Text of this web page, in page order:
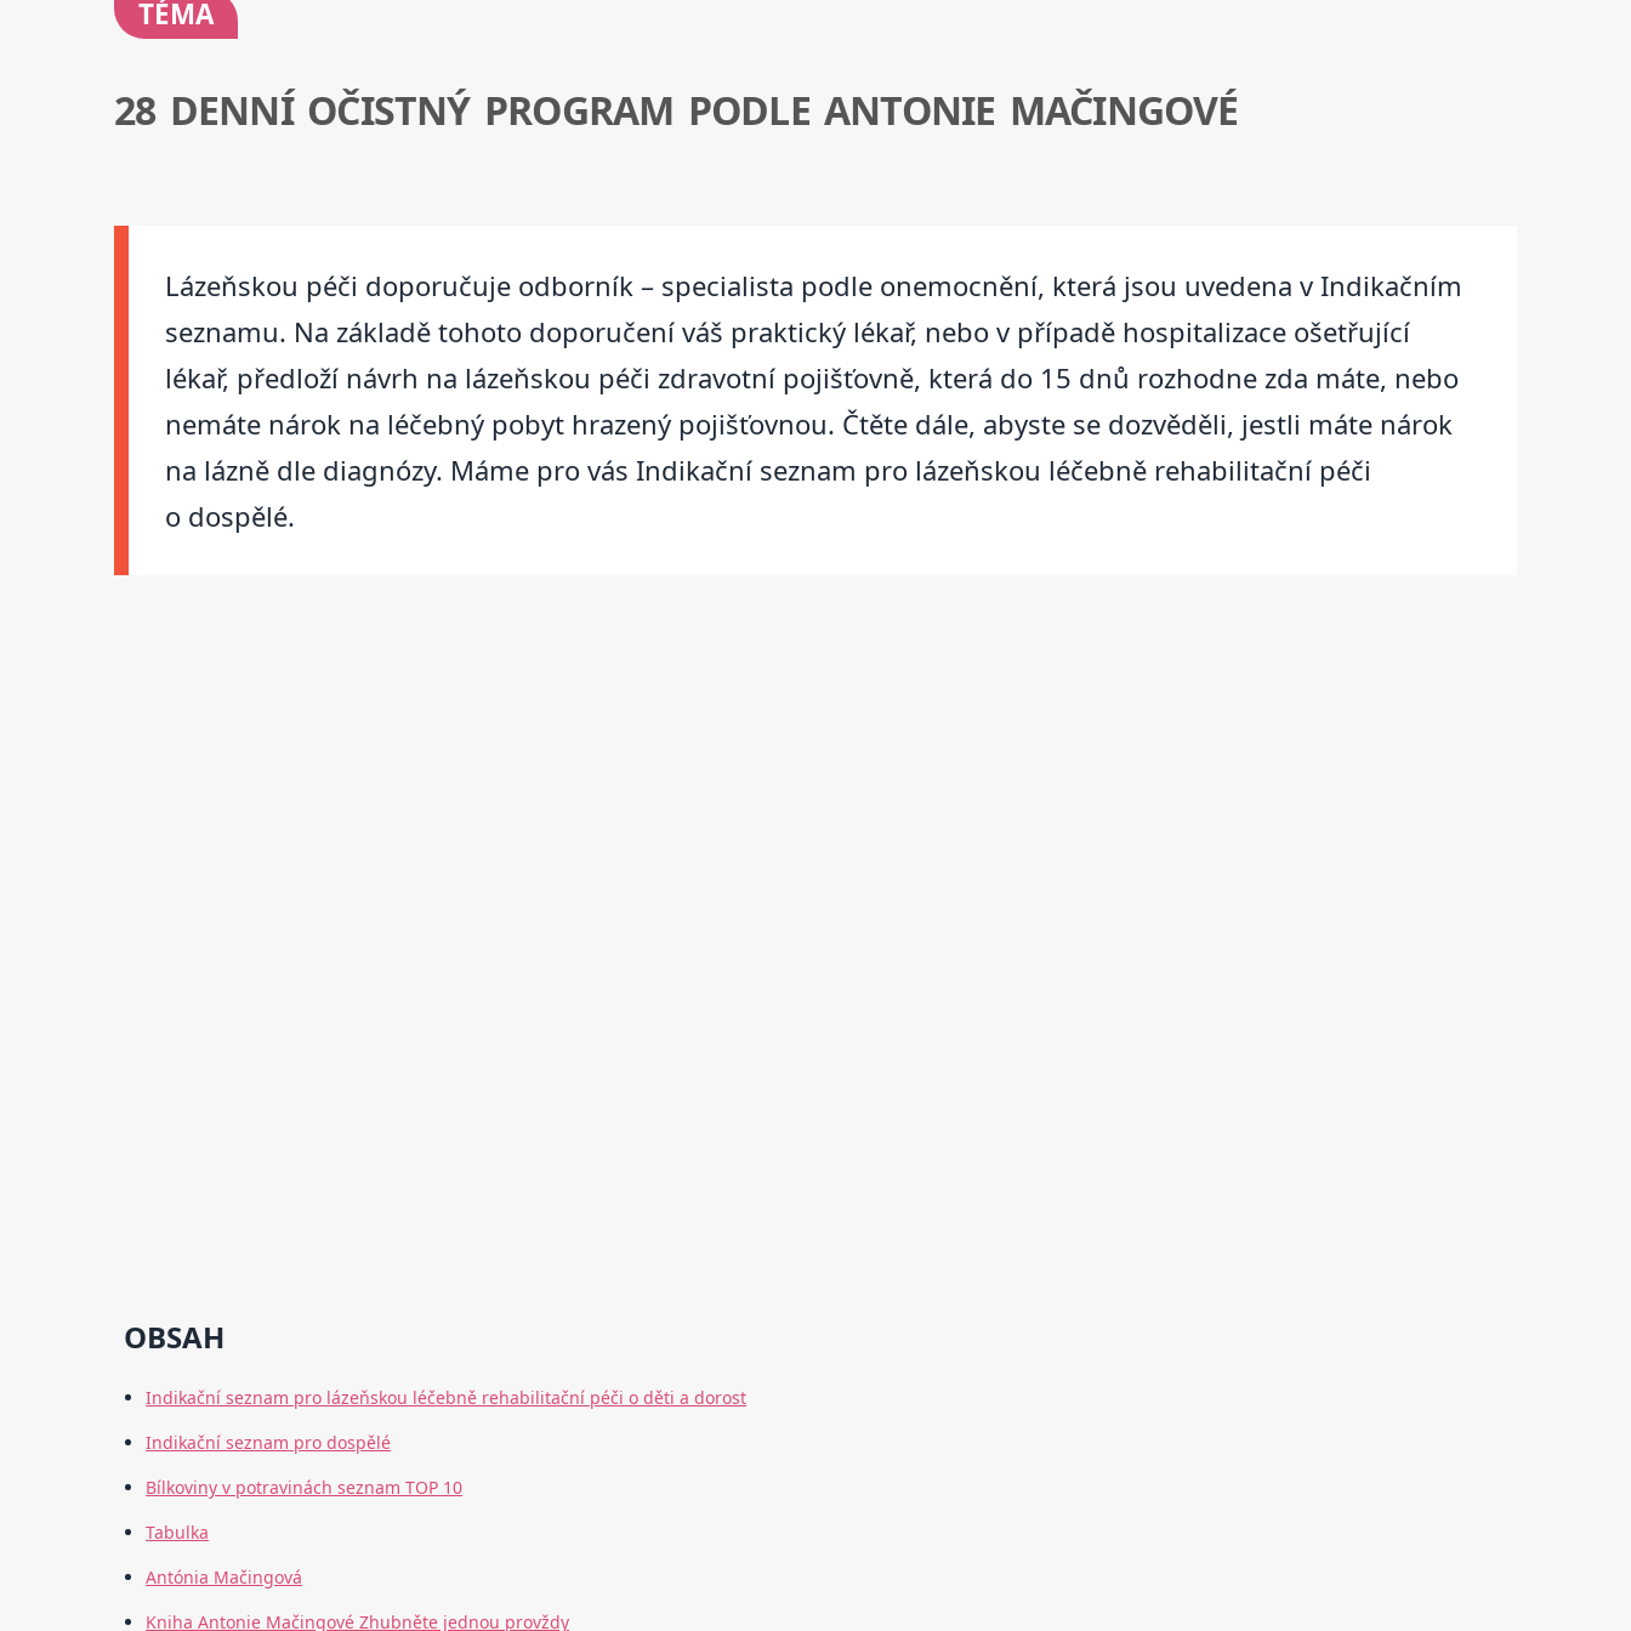
TÉMA
28 DENNÍ OČISTNÝ PROGRAM PODLE ANTONIE MAČINGOVÉ
Lázeňskou péči doporučuje odborník – specialista podle onemocnění, která jsou uvedena v Indikačním
seznamu. Na základě tohoto doporučení váš praktický lékař, nebo v případě hospitalizace ošetřující
lékař, předloží návrh na lázeňskou péči zdravotní pojišťovně, která do 15 dnů rozhodne zda máte, nebo
nemáte nárok na léčebný pobyt hrazený pojišťovnou. Čtěte dále, abyste se dozvěděli, jestli máte nárok
na lázně dle diagnózy. Máme pro vás Indikační seznam pro lázeňskou léčebně rehabilitační péči
o dospělé.
OBSAH
Indikační seznam pro lázeňskou léčebně rehabilitační péči o děti a dorost
Indikační seznam pro dospělé
Bílkoviny v potravinách seznam TOP 10
Tabulka
Antónia Mačingová
Kniha Antonie Mačingové Zhubněte jednou provždy